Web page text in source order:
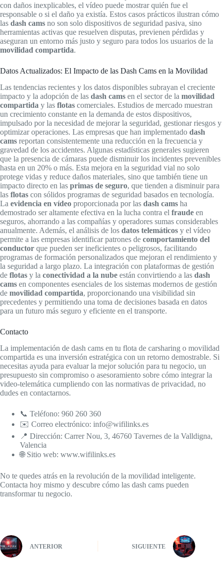
con daños inexplicables, el vídeo puede mostrar quién fue el
responsable o si el daño ya existía. Estos casos prácticos ilustran cómo
las dash cams no son solo dispositivos de seguridad pasiva, sino
herramientas activas que resuelven disputas, previenen pérdidas y
aseguran un entorno más justo y seguro para todos los usuarios de la
movilidad compartida.
Datos Actualizados: El Impacto de las Dash Cams en la Movilidad
Las tendencias recientes y los datos disponibles subrayan el creciente
impacto y la adopción de las dash cams en el sector de la movilidad
compartida y las flotas comerciales. Estudios de mercado muestran
un crecimiento constante en la demanda de estos dispositivos,
impulsado por la necesidad de mejorar la seguridad, gestionar riesgos y
optimizar operaciones. Las empresas que han implementado dash
cams reportan consistentemente una reducción en la frecuencia y
gravedad de los accidentes. Algunas estadísticas generales sugieren
que la presencia de cámaras puede disminuir los incidentes prevenibles
hasta en un 20% o más. Esta mejora en la seguridad vial no solo
protege vidas y reduce daños materiales, sino que también tiene un
impacto directo en las primas de seguro, que tienden a disminuir para
las flotas con sólidos programas de seguridad basados en tecnología.
La evidencia en vídeo proporcionada por las dash cams ha
demostrado ser altamente efectiva en la lucha contra el fraude en
seguros, ahorrando a las compañías y operadores sumas considerables
anualmente. Además, el análisis de los datos telemáticos y el vídeo
permite a las empresas identificar patrones de comportamiento del
conductor que pueden ser ineficientes o peligrosos, facilitando
programas de formación personalizados que mejoran el rendimiento y
la seguridad a largo plazo. La integración con plataformas de gestión
de flotas y la conectividad a la nube están convirtiendo a las dash
cams en componentes esenciales de los sistemas modernos de gestión
de movilidad compartida, proporcionando una visibilidad sin
precedentes y permitiendo una toma de decisiones basada en datos
para un futuro más seguro y eficiente en el transporte.
Contacto
La implementación de dash cams en tu flota de carsharing o movilidad
compartida es una inversión estratégica con un retorno demostrable. Si
necesitas ayuda para evaluar la mejor solución para tu negocio, un
presupuesto sin compromiso o asesoramiento sobre cómo integrar la
video-telemática cumpliendo con las normativas de privacidad, no
dudes en contactarnos.
📞 Teléfono: 960 260 360
✉️ Correo electrónico: info@wifilinks.es
📍 Dirección: Carrer Nou, 3, 46760 Tavernes de la Valldigna,
Valencia
🌐 Sitio web: www.wifilinks.es
No te quedes atrás en la revolución de la movilidad inteligente.
Contacta hoy mismo y descubre cómo las dash cams pueden
transformar tu negocio.
ANTERIOR SIGUIENTE